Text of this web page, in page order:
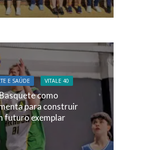
E SAÚDE VITALE 40
como
para construir
futuro exemplar